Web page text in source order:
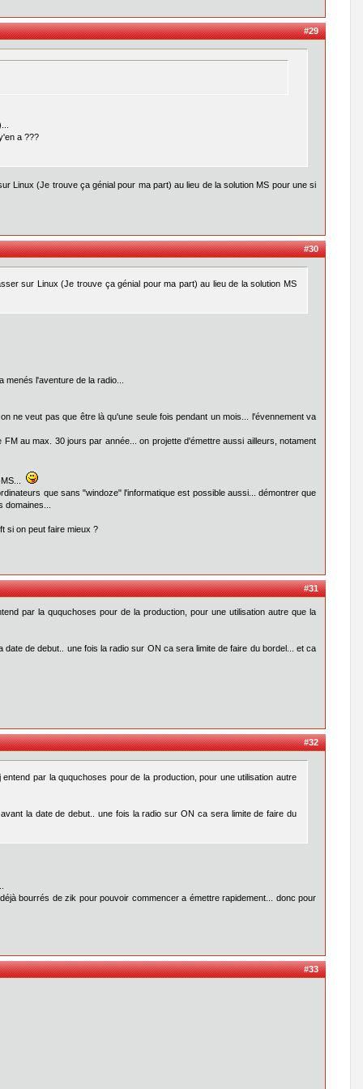
#29
a ???
Linux (Je trouve ça génial pour ma part) au lieu de la solution MS pour une si
#30
sur Linux (Je trouve ça génial pour ma part) au lieu de la solution MS
l'aventure de la radio...
ne veut pas que être là qu'une seule fois pendant un mois... l'évennement va
au max. 30 jours par année... on projette d'émettre aussi ailleurs, notament
que sans "windoze" l'informatique est possible aussi... démontrer que
si on peut faire mieux ?
#31
par la ququchoses pour de la production, pour une utilisation autre que la
de debut.. une fois la radio sur ON ca sera limite de faire du bordel... et ca
#32
par la ququchoses pour de la production, pour une utilisation autre
la date de debut.. une fois la radio sur ON ca sera limite de faire du
bourrés de zik pour pouvoir commencer a émettre rapidement... donc pour
#33